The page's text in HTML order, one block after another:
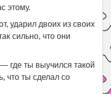
этому.
ударил двоих из своих
сильно, что они
где ты выучился такой
что ты сделал со